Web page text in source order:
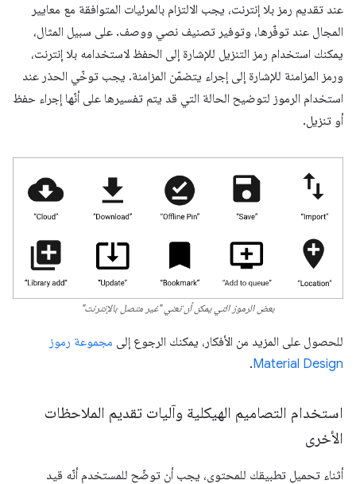
عند تقديم رمز بلا إنترنت، يجب الالتزام بالمرئيات المتوافقة مع معايير
المجال عند توفّرها، وتوفير تصنيف نصي ووصف. على سبيل المثال،
يمكنك استخدام رمز التنزيل للإشارة إلى الحفظ لاستخدامه بلا إنترنت،
ورمز المزامنة للإشارة إلى إجراء يتضمّن المزامنة. يجب توخّي الحذر عند
استخدام الرموز لتوضيح الحالة التي قد يتم تفسيرها على أنّها إجراء حفظ
أو تنزيل.
بعض الرموز التي يمكن أن تعني "غير متصل بالإنترنت"
للحصول على المزيد من الأفكار، يمكنك الرجوع إلى مجموعة رموز
Material Design
.
استخدام التصاميم الهيكلية وآليات تقديم الملاحظات
الأخرى
أثناء تحميل تطبيقك للمحتوى، يجب أن توضّح للمستخدم أنّه قيد